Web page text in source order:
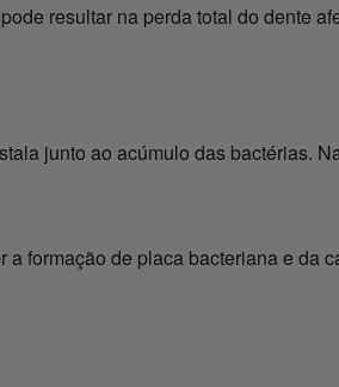
resultar na perda total do dente
junto ao acúmulo das bactérias.
formação de placa bacteriana e da